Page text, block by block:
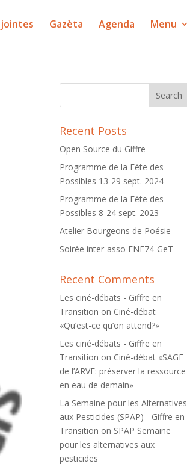
Gazèta Agenda Menu
Recent Posts
Open Source du Giffre
Programme de la Fête des
Possibles 13-29 sept. 2024
Programme de la Fête des
Possibles 8-24 sept. 2023
Atelier Bourgeons de Poésie
Soirée inter-asso FNE74-GeT
Recent Comments
Les ciné-débats - Giffre en
Transition on Ciné-débat
«Qu’est-ce qu’on attend?»
Les ciné-débats - Giffre en
Transition on Ciné-débat «SAGE
de l’ARVE: préserver la ressource
en eau de demain»
La Semaine pour les Alternatives
aux Pesticides (SPAP) - Giffre en
Transition on SPAP Semaine
pour les alternatives aux
pesticides